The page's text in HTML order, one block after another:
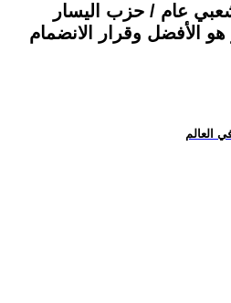
عام / حزب اليسار
هو الأفضل وقرار الانضمام
العالم